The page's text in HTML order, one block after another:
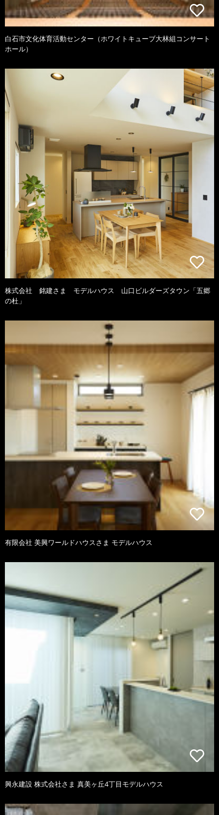
白石市文化体育活動センター（ホワイトキューブ大林組コンサート
ホール）
株式会社 銘建さま モデルハウス 山口ビルダーズタウン「五郷
の杜」
有限会社 美興ワールドハウスさま モデルハウス
興永建設 株式会社さま 真美ヶ丘4丁目モデルハウス